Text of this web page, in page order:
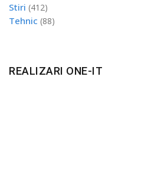
Stiri (412)
Tehnic (88)
REALIZARI ONE-IT